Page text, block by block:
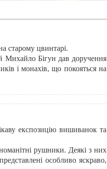
старому цвинтарі.
Михайло Бігун дав доручення
і монахів, що покояться на
експозицію вишиванок та
рушники. Деякі з них
особливо яскраво,